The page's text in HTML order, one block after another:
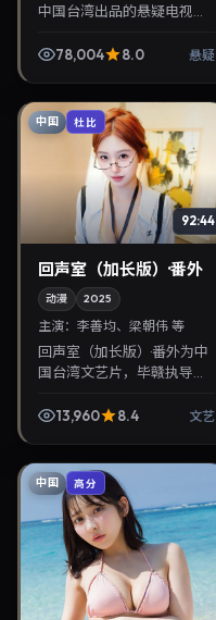
中国台湾出品的悬疑电视
彬等主演，2025年2月26日
78,004 8.0 悬疑
中国 杜比
92:44
回声室（加长版）·番外
动漫 2025
主演： 李善均、梁朝伟 等
回声室（加长版）·番外为中
国台湾文艺片，毕赣执导，
2025年9月28日首映，讲述
13,960 8.4 文艺
中国 高分